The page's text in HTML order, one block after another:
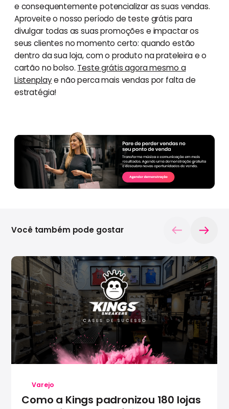
e consequentemente potencializar as suas vendas.
Aproveite o nosso período de teste grátis para
divulgar todas as suas promoções e impactar os
seus clientes no momento certo: quando estão
dentro da sua loja, com o produto na prateleira e o
cartão no bolso. Teste grátis agora mesmo a
Listenplaye não perca mais vendas por falta de
estratégia!
Varejo
Como a Kings padronizou 180 lojas
Você também pode gostar